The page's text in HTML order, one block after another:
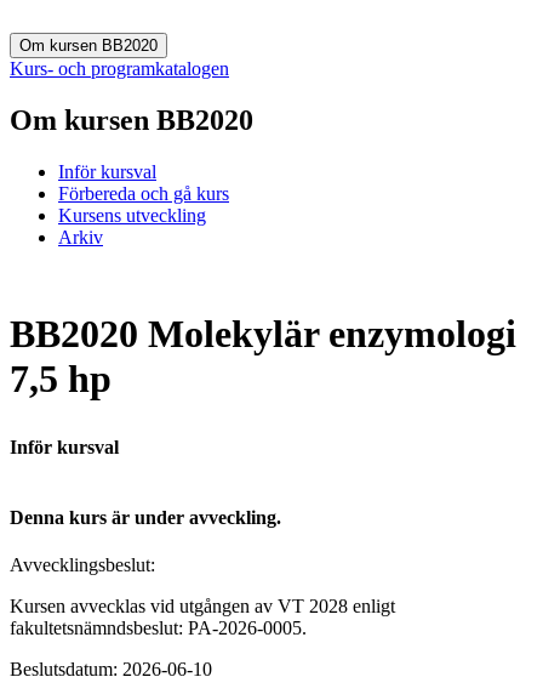
Om kursen BB2020
Kurs- och programkatalogen
Om kursen BB2020
Inför kursval
Förbereda och gå kurs
Kursens utveckling
Arkiv
BB2020 Molekylär enzymologi
7,5 hp
Inför kursval
Denna kurs är under avveckling.
Avvecklingsbeslut:
Kursen avvecklas vid utgången av VT 2028 enligt
fakultetsnämndsbeslut: PA-2026-0005.
Beslutsdatum: 2026-06-10